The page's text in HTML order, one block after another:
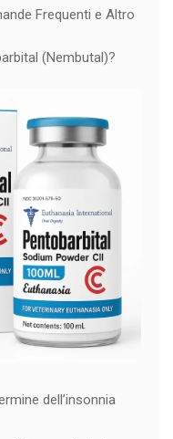
Frequenti e Altro
(Nembutal)?
dell’insonnia